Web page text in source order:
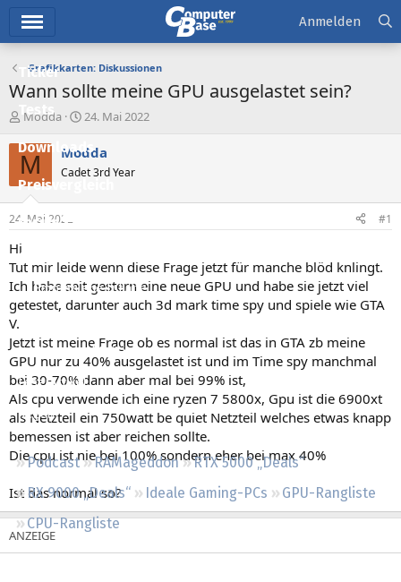
Ticker
Tests
Downloads
Preisvergleich
Forum
Aktuelles
Empfohlene Inhalte
Neueste Aktivitäten
Leserartikel
Regeln
Podcast RAMageddon
RTX 5000 „Deals“
RX 9000 „Deals“
Ideale Gaming-PCs
GPU-Rangliste
CPU-Rangliste
Anmelden
Grafikkarten: Diskussionen
Wann sollte meine GPU ausgelastet sein?
E
s
t
e
e
Modda
E
s
e
t
24. Mai 2022
M Modda
Cadet 3rd Year
24. Mai 2022 #1
Hi
Tut mir leide wenn diese Frage jetzt für manche blöd knlingt.
Ich habe seit gestern eine neue GPU und habe sie jetzt viel
getestet, darunter auch 3d mark time spy und spiele wie GTA
V.
Jetzt ist meine Frage ob es normal ist das in GTA zb meine
GPU nur zu 40% ausgelastet ist und im Time spy manchmal
bei 30-70% dann aber mal bei 99% ist,
Als cpu verwende ich eine ryzen 7 5800x, Gpu ist die 6900xt
als Netzteil ein 750watt be quiet Netzteil welches etwas knapp
bemessen ist aber reichen sollte.
Die cpu ist nie bei 100% sondern eher bei max 40%
Ist das normal so?